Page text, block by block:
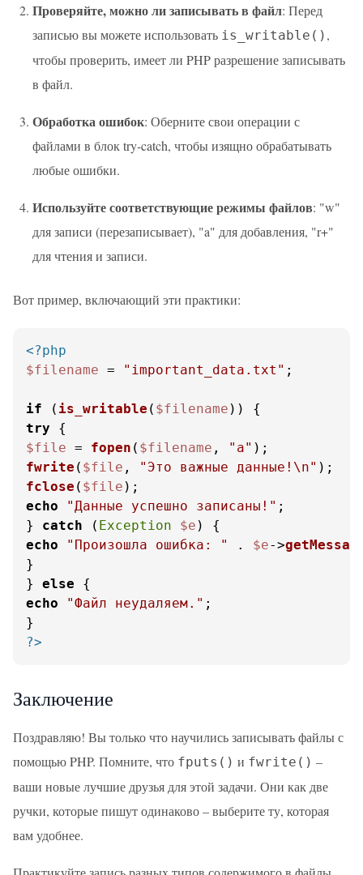
Проверяйте, можно ли записывать в файл: Перед
записью вы можете использовать is_writable() ,
чтобы проверить, имеет ли PHP разрешение записывать
в файл.
Обработка ошибок: Оберните свои операции с
файлами в блок try-catch, чтобы изящно обрабатывать
любые ошибки.
Используйте соответствующие режимы файлов: "w"
для записи (перезаписывает), "a" для добавления, "r+"
для чтения и записи.
Вот пример, включающий эти практики:
<?php
$filename = "important_data.txt" ;
if ( is_writable ( $filename
try
$file = fopen ( $filename , "a"
fwrite ( $file , "Это важные данные!\n"
fclose ( $file
echo
"Данные успешно записаны!" ;
} catch ( Exception $e
echo
"Произошла ошибка: " . $e->
}
} else
echo
"Файл неудаляем." ;
?>
Заключение
Поздравляю! Вы только что научились записывать файлы с
помощью PHP. Помните, что fputs() и fwrite() –
ваши новые лучшие друзья для этой задачи. Они как две
ручки, которые пишут одинаково – выберите ту, которая
вам удобнее.